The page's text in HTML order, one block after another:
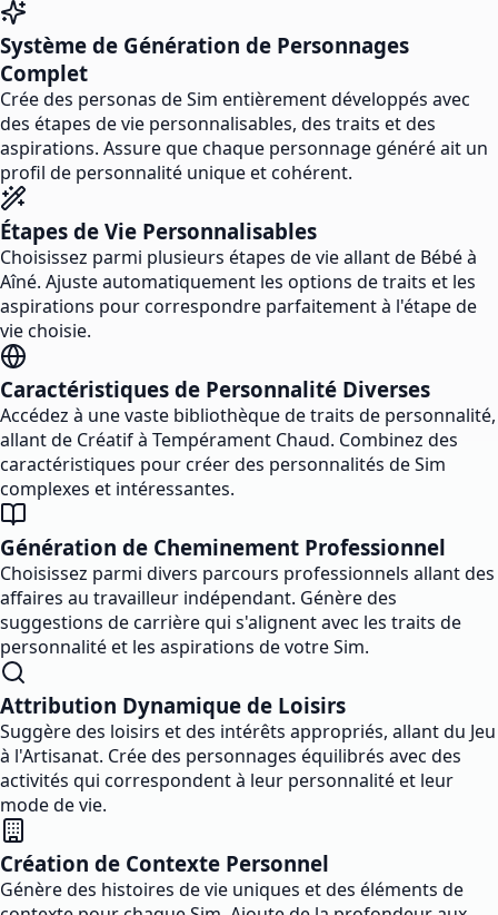
Système de Génération de Personnages
Complet
Crée des personas de Sim entièrement développés avec
des étapes de vie personnalisables, des traits et des
aspirations. Assure que chaque personnage généré ait un
profil de personnalité unique et cohérent.
Étapes de Vie Personnalisables
Choisissez parmi plusieurs étapes de vie allant de Bébé à
Aîné. Ajuste automatiquement les options de traits et les
aspirations pour correspondre parfaitement à l'étape de
vie choisie.
Caractéristiques de Personnalité Diverses
Accédez à une vaste bibliothèque de traits de personnalité,
allant de Créatif à Tempérament Chaud. Combinez des
caractéristiques pour créer des personnalités de Sim
complexes et intéressantes.
Génération de Cheminement Professionnel
Choisissez parmi divers parcours professionnels allant des
affaires au travailleur indépendant. Génère des
suggestions de carrière qui s'alignent avec les traits de
personnalité et les aspirations de votre Sim.
Attribution Dynamique de Loisirs
Suggère des loisirs et des intérêts appropriés, allant du Jeu
à l'Artisanat. Crée des personnages équilibrés avec des
activités qui correspondent à leur personnalité et leur
mode de vie.
Création de Contexte Personnel
Génère des histoires de vie uniques et des éléments de